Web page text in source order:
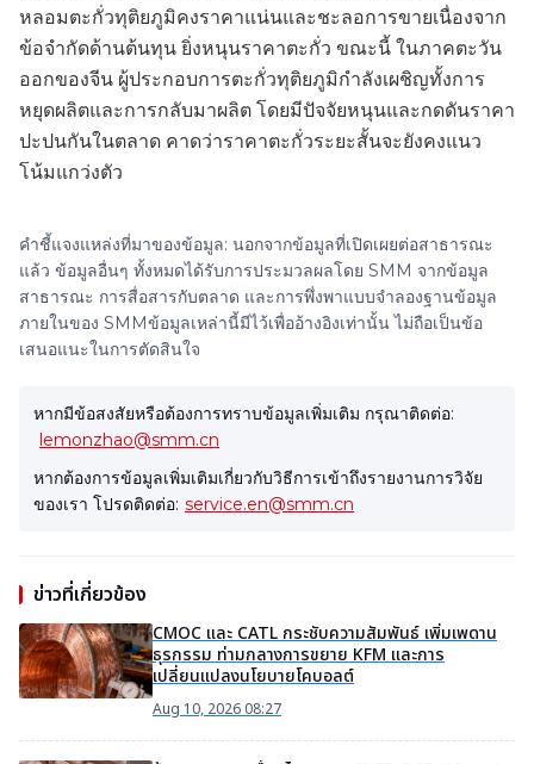
หลอมตะกั่วทุติยภูมิคงราคาแน่นและชะลอการขายเนื่องจาก
ข้อจำกัดด้านต้นทุน ยิ่งหนุนราคาตะกั่ว ขณะนี้ ในภาคตะวัน
ออกของจีน ผู้ประกอบการตะกั่วทุติยภูมิกำลังเผชิญทั้งการ
หยุดผลิตและการกลับมาผลิต โดยมีปัจจัยหนุนและกดดันราคา
ปะปนกันในตลาด คาดว่าราคาตะกั่วระยะสั้นจะยังคงแนว
โน้มแกว่งตัว
คำชี้แจงแหล่งที่มาของข้อมูล: นอกจากข้อมูลที่เปิดเผยต่อสาธารณะ
แล้ว ข้อมูลอื่นๆ ทั้งหมดได้รับการประมวลผลโดย SMM จากข้อมูล
สาธารณะ การสื่อสารกับตลาด และการพึ่งพาแบบจำลองฐานข้อมูล
ภายในของ SMMข้อมูลเหล่านี้มีไว้เพื่ออ้างอิงเท่านั้น ไม่ถือเป็นข้อ
เสนอแนะในการตัดสินใจ
หากมีข้อสงสัยหรือต้องการทราบข้อมูลเพิ่มเติม กรุณาติดต่อ:
lemonzhao@smm.cn
หากต้องการข้อมูลเพิ่มเติมเกี่ยวกับวิธีการเข้าถึงรายงานการวิจัย
ของเรา โปรดติดต่อ: service.en@smm.cn
ข่าวที่เกี่ยวข้อง
CMOC และ CATL กระชับความสัมพันธ์ เพิ่มเพดาน
ธุรกรรม ท่ามกลางการขยาย KFM และการ
เปลี่ยนแปลงนโยบายโคบอลต์
Aug 10, 2026 08:27